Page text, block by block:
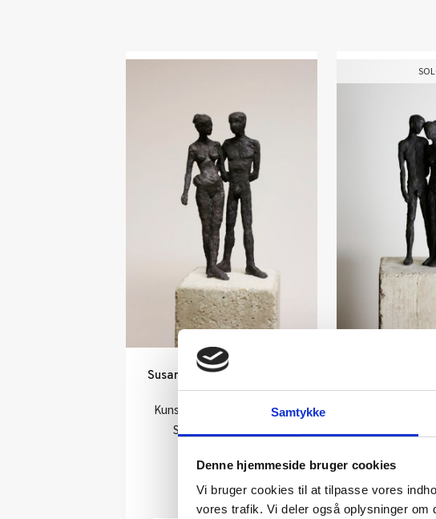
Samtykke
Denne hjemmeside bruger cookies
Vi bruger cookies til at tilpasse vores
vores trafik. Vi deler også oplysninger om
Susanne Kraisser: Tanz am
Abgrund XXX
Kunstner:
Susanne Kraißer
Størrelse: